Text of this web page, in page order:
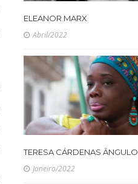
ELEANOR MARX
Abril/2022
TERESA CÁRDENAS ÂNGULO
Janeiro/2022